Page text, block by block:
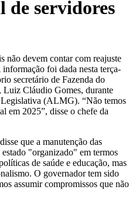
de servidores
não devem contar com reajuste
foi dada nesta terça-
secretário de Fazenda do
Luiz Cláudio Gomes, durante
(ALMG). “Não temos
em 2025”, disse o chefe da
que a manutenção das
"organizado" em termos
de saúde e educação, mas
O governador tem sido
assumir compromissos que não